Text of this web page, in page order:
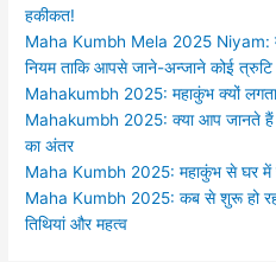
हकीकत!
Maha Kumbh Mela 2025 Niyam:
नियम ताकि आपसे जाने-अन्जाने कोई त्रुटि
Mahakumbh 2025: महाकुंभ क्यों लगता
Mahakumbh 2025: क्या आप जानते
का अंतर
Maha Kumbh 2025: महाकुंभ से घर में
Maha Kumbh 2025: कब से शुरू हो
तिथियां और महत्व